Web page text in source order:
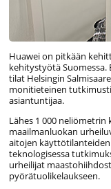
Huawei on pitkään
kehitystyötä
tilat Helsingin
monitieteinen
asiantuntijaa.
Lähes 1 000
maailmanluokan
aitojen
teknologisessa
urheilijat
pyörätuolikelaukseen.